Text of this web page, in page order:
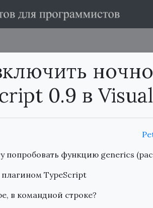
0.9 в
попробовать функцию generics
плагином TypeScript
в командной строке?